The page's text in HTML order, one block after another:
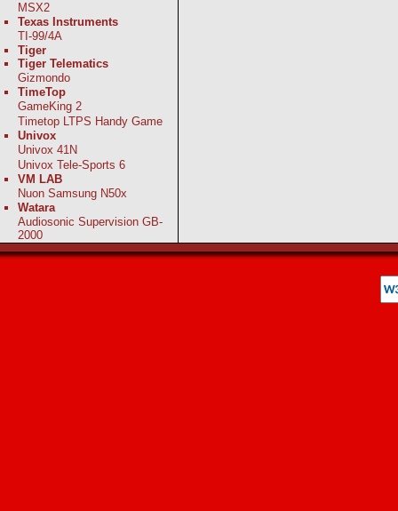
MSX2
Texas Instruments
TI-99/4A
Tiger
Tiger Telematics
Gizmondo
TimeTop
GameKing 2
Timetop LTPS Handy Game
Univox
Univox 41N
Univox Tele-Sports 6
VM LAB
Nuon Samsung N50x
Watara
Audiosonic Supervision GB-
2000